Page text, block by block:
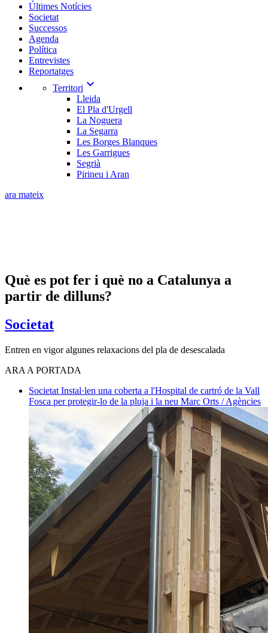
Últimes Notícies
Societat
Successos
Agenda
Política
Entrevistes
Reportatges
Territori expand_more
Lleida
El Pla d'Urgell
La Noguera
La Segarra
Les Borges Blanques
Les Garrigues
Segrià
Pirineu i Aran
ara mateix
Què es pot fer i què no a Catalunya a
partir de dilluns?
Societat
Entren en vigor algunes relaxacions del pla de desescalada
ARA A PORTADA
Societat Instal·len una coberta a l'Hospital de cartró de la Vall
Fosca per protegir-lo de la pluja i la neu Marc Orts / Agències